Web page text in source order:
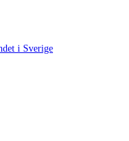
i Sverige